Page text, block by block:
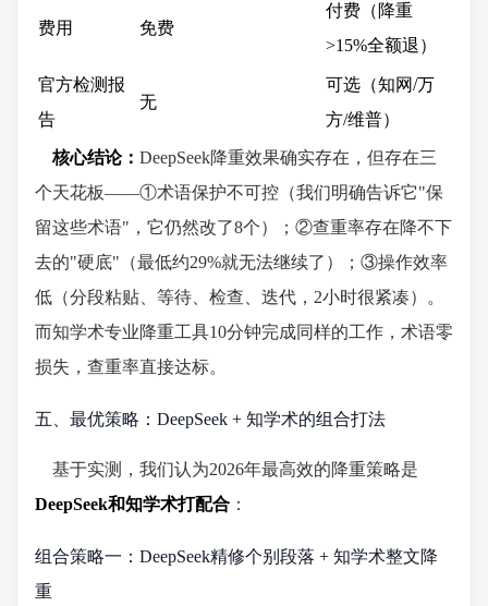
费用 免费
付费（降重
>15%全额退）
官方检测报
告
无
可选（知网/万
方/维普）
核心结论： DeepSeek降重效果确实存在，但存在三
个天花板——①术语保护不可控（我们明确告诉它"保
留这些术语"，它仍然改了8个）；②查重率存在降不下
去的"硬底"（最低约29%就无法继续了）；③操作效率
低（分段粘贴、等待、检查、迭代，2小时很紧凑）。
而知学术专业降重工具10分钟完成同样的工作，术语零
损失，查重率直接达标。
五、最优策略：DeepSeek + 知学术的组合打法
基于实测，我们认为2026年最高效的降重策略是
DeepSeek和知学术打配合 ：
组合策略一：DeepSeek精修个别段落 + 知学术整文降
重